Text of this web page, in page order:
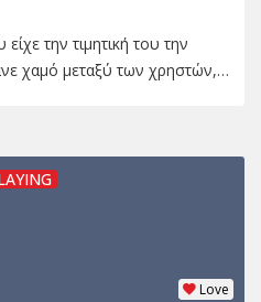
την τιμητική του την
χαμό μεταξύ των χρηστών,…
Love